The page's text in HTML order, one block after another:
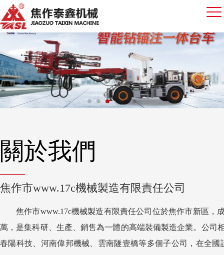
關於我們
焦作市www.17c機械製造有限責任公司
焦作市www.17c機械製造有限責任公司位於焦作市新區，
萬，是集科研、生產、銷售為一體的高端裝備製造企業。公司
春陽科技、河南偉邦機械、雲南隧壹橋等多個子公司，在全國